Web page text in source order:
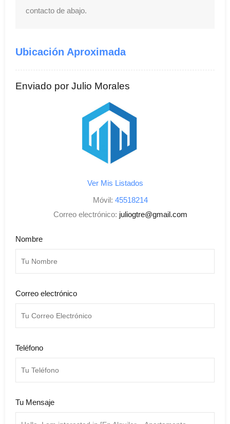
contacto de abajo.
Ubicación Aproximada
Enviado por Julio Morales
Ver Mis Listados
Móvil: 45518214
Correo electrónico: juliogtre@gmail.com
Nombre
Correo electrónico
Teléfono
Tu Mensaje